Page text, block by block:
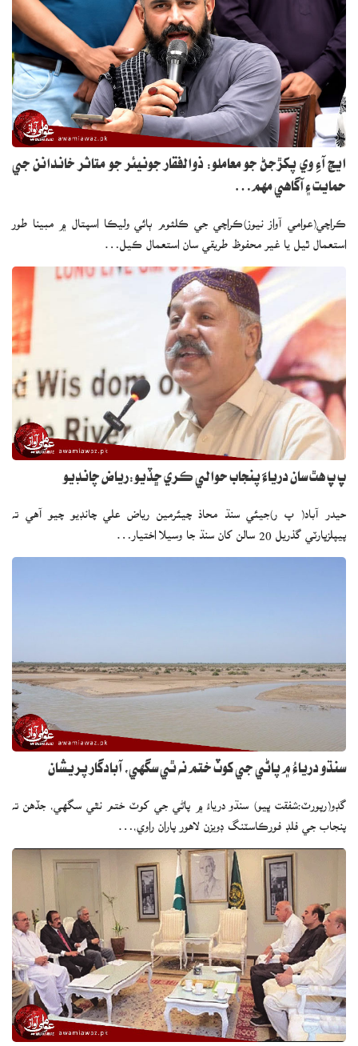
ايڇ آءِ وي پکڙجڻ جو معاملو: ذوالفقار جونيئر جو متاثر خاندانن جي
حمايت ۽ آگاهي مهم…
ڪراچي(عوامي آواز نيوز)ڪراچي جي ڪلثوم ٻائي وليڪا اسپتال ۾ مبينا طور
استعمال ٿيل يا غير محفوظ طريقي سان استعمال ڪيل…
پ پ هٿ سان درياءَ پنجاب حوالي ڪري ڇڏيو:رياض چانڊيو
حيدر آباد( پ ر)جيئي سنڌ محاذ چيئرمين رياض علي چانڊيو چيو آهي ته
پيپلزپارٽي گذريل 20 سالن کان سنڌ جا وسيلا اختيار…
سنڌو درياءُ ۾ پاڻي جي کوٽ ختم نه ٿي سگهي، آبادگار پريشان
گڊو(رپورٽ:شفقت ڀيو) سنڌو درياءُ ۾ پاڻي جي کوٽ ختم نٿي سگهي، جڏهن ته
پنجاب جي فلڊ فورڪاسٽنگ ڊويزن لاھور پاران راوي،…